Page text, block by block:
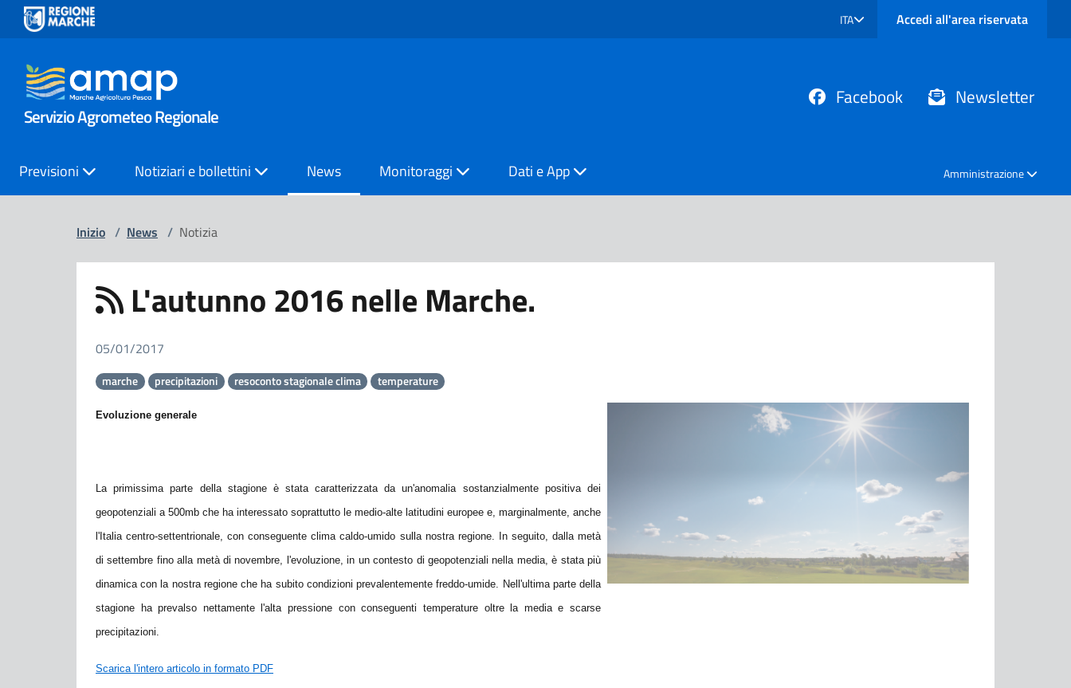
SELEZIONE LINGUA: LINGUA SELEZIONATA
ITA Accedi all'area riservata
Servizio Agrometeo Regionale
Facebook Newsletter
Previsioni Notiziari e bollettini News Monitoraggi Dati e App Amministrazione
Inizio / News / Notizia
L'autunno 2016 nelle Marche.
05/01/2017
marche precipitazioni resoconto stagionale clima temperature
Evoluzione generale
La primissima parte della stagione è stata caratterizzata da un'anomalia sostanzialmente positiva dei
geopotenziali a 500mb che ha interessato soprattutto le medio-alte latitudini europee e, marginalmente, anche
l'Italia centro-settentrionale, con conseguente clima caldo-umido sulla nostra regione. In seguito, dalla metà
di settembre fino alla metà di novembre, l'evoluzione, in un contesto di geopotenziali nella media, è stata più
dinamica con la nostra regione che ha subito condizioni prevalentemente freddo-umide. Nell'ultima parte della
stagione ha prevalso nettamente l'alta pressione con conseguenti temperature oltre la media e scarse
precipitazioni.
Scarica l'intero articolo in formato PDF